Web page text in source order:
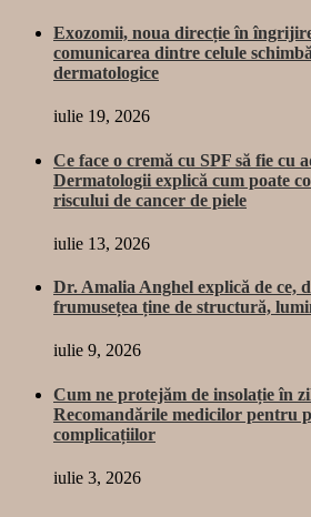
Exozomii, noua direcție în
comunicarea dintre celule
dermatologice
iulie 19, 2026
Ce face o cremă cu SPF să fie cu
Dermatologii explică cum poate
riscului de cancer de piele
iulie 13, 2026
Dr. Amalia Anghel explică de ce,
frumusețea ține de structură,
iulie 9, 2026
Cum ne protejăm de insolație în
Recomandările medicilor pentru
complicațiilor
iulie 3, 2026